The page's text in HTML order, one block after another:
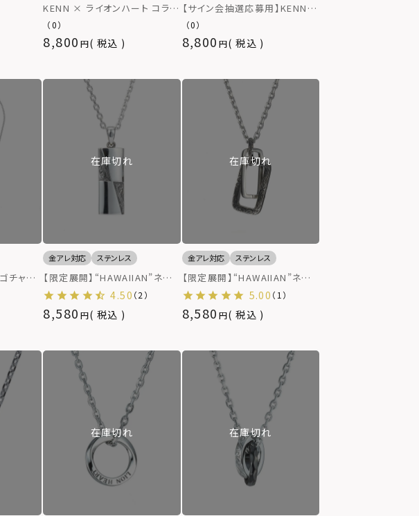
KENN × ライオンハート コラボ
ブレスレット/ビーズ
（0）
8,800 税込
【サイン会抽選応募用】KENN
× ライオンハート コラボブレス
（0）
8,800 税込
チャー
ステン
在庫切れ
金アレ対応 ステンレス
【限定展開】“HAWAIIAN”ネック
レス/プレート/サージカルステ
ンレス（金属アレルギー対応）
4.50 （2）
8,580 税込
在庫切れ
金アレ対応 ステンレス
【限定展開】“HAWAIIAN”ネック
レス/レクタングルライン/サージ
カルステンレス（金属アレルギー
対応）
5.00 （1）
8,580 税込
在庫切れ 在庫切れ